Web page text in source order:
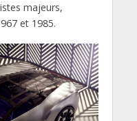
majeurs,
et 1985.